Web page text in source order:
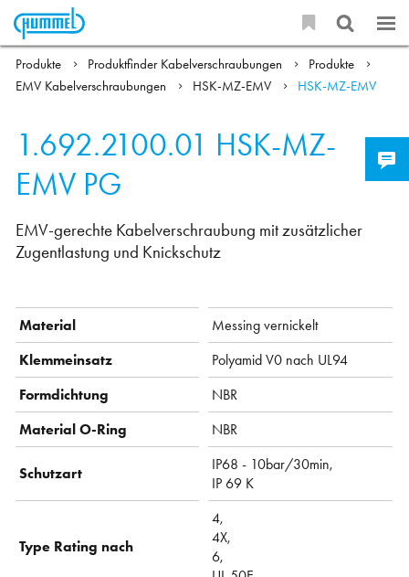
Produkte Produktfinder Kabelverschraubungen
Produkte
EMV Kabelverschraubungen
HSK-MZ-EMV HSK-MZ-EMV
1.692.2100.01 HSK-MZ-
EMV PG
EMV-gerechte Kabelverschraubung mit zusätzlicher
Zugentlastung und Knickschutz
Material
Messing vernickelt
Klemmeinsatz
Polyamid V0 nach UL94
Formdichtung
NBR
Material O-Ring
NBR
Schutzart
IP68 - 10bar/30min,
IP 69 K
Type Rating nach
4,
4X,
6,